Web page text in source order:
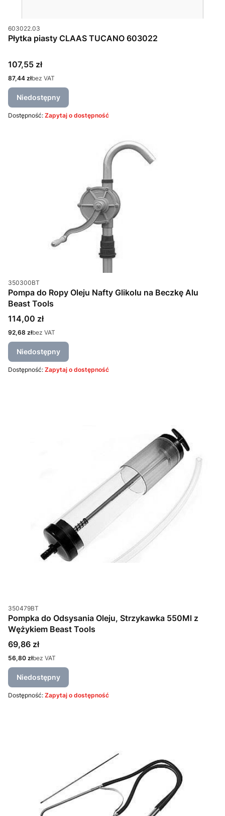
Kod produktu
603022.03
Płytka piasty CLAAS TUCANO 603022
Cena
107,55 zł
Cena
87,44 złbez VAT
Niedostępny
Dostępność: Zapytaj o dostępność
Kod produktu
350300BT
Pompa do Ropy Oleju Nafty Glikolu na Beczkę Alu
Beast Tools
Cena
114,00 zł
Cena
92,68 złbez VAT
Niedostępny
Dostępność: Zapytaj o dostępność
Kod produktu
350479BT
Pompka do Odsysania Oleju, Strzykawka 550Ml z
Wężykiem Beast Tools
Cena
69,86 zł
Cena
56,80 złbez VAT
Niedostępny
Dostępność: Zapytaj o dostępność